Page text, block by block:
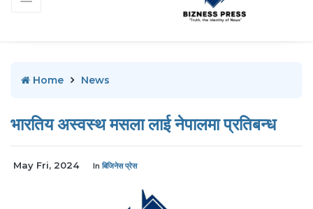
Home News
भारतिय अस्वस्थ मसला लाई नेपालमा प्रतिबन्ध
May Fri, 2024 In बिजिनेस प्रेस